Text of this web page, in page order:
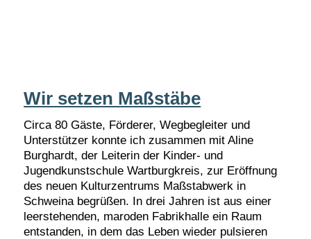
Wir setzen Maßstäbe
Circa 80 Gäste, Förderer, Wegbegleiter und
Unterstützer konnte ich zusammen mit Aline
Burghardt, der Leiterin der Kinder- und
Jugendkunstschule Wartburgkreis, zur Eröffnung
des neuen Kulturzentrums Maßstabwerk in
Schweina begrüßen. In drei Jahren ist aus einer
leerstehenden, maroden Fabrikhalle ein Raum
entstanden, in dem das Leben wieder pulsieren